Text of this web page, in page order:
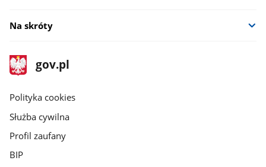
Na skróty
stopka
gov.pl
Strona
gov.pl
gov.pl
Polityka cookies
Służba cywilna
Profil zaufany
BIP